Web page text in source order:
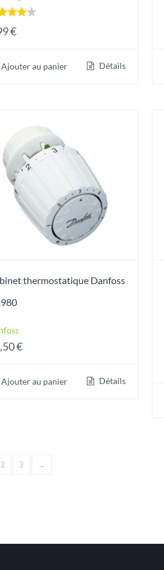
€
Ajouter au panier Détails
thermostatique Danfoss
€
Ajouter au panier Détails
2 3 →